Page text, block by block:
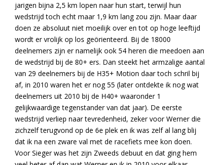
jarigen bijna 2,5 km lopen naar hun start, terwijl hun
wedstrijd toch echt maar 1,9 km lang zou zijn. Maar daar
doen ze absoluut niet moeilijk over en tot op hoge leeftijd
wordt er vrolijk op los geörienteerd. Bij de 18000
deelnemers zijn er namelijk ook 54 heren die meedoen aan
de wedstrijd bij de 80+ ers. Dan steekt het armzalige aantal
van 29 deelnemers bij de H35+ Motion daar toch schril bij
af, in 2010 waren het er nog 55 (later ontdekte ik nog wat
deelnemers uit 2010 bij de H40+ waaronder 1
gelijkwaardige tegenstander van dat jaar). De eerste
wedstrijd verliep naar tevredenheid, zeker voor Werner die
zichzelf terugvond op de 6e plek en ik was zelf al lang blij
dat ik na een zware val met de racefiets mee kon doen.
Voor Sieger was het zijn Zweeds debuut en dat ging hem